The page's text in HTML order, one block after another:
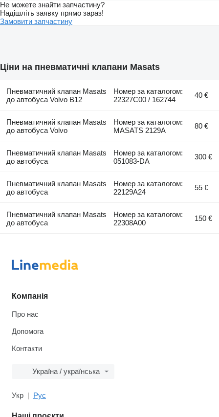
Не можете знайти запчастину?
Надішліть заявку прямо зараз!
Замовити запчастину
Ціни на пневматичні клапани Masats
Пневматичний клапан Masats
до автобуса Volvo B12
Номер за каталогом:
22327C00 / 162744
40 €
Пневматичний клапан Masats
до автобуса Volvo
Номер за каталогом:
MASATS 2129A
80 €
Пневматичний клапан Masats
до автобуса
Номер за каталогом:
051083-DA
300 €
Пневматичний клапан Masats
до автобуса
Номер за каталогом:
22129A24
55 €
Пневматичний клапан Masats
до автобуса
Номер за каталогом:
22308A00
150 €
Компанія
Про нас
Допомога
Контакти
Україна / українська
Укр Рус